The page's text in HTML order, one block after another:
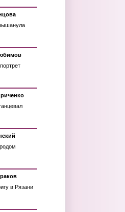
в Рязани